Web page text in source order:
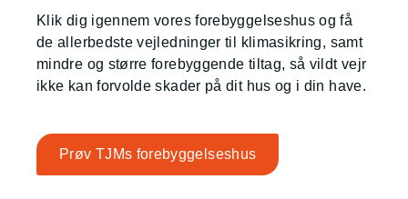
Klik dig igennem vores forebyggelseshus og få
de allerbedste vejledninger til klimasikring, samt
mindre og større forebyggende tiltag, så vildt vejr
ikke kan forvolde skader på dit hus og i din have.
Prøv TJMs forebyggelseshus